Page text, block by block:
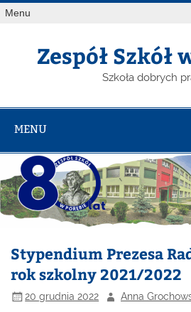
Menu
Zespół Szkół
Szkoła dobrych
MENU
Stypendium Prezesa
rok szkolny 2021/2022
20 grudnia 2022 Anna